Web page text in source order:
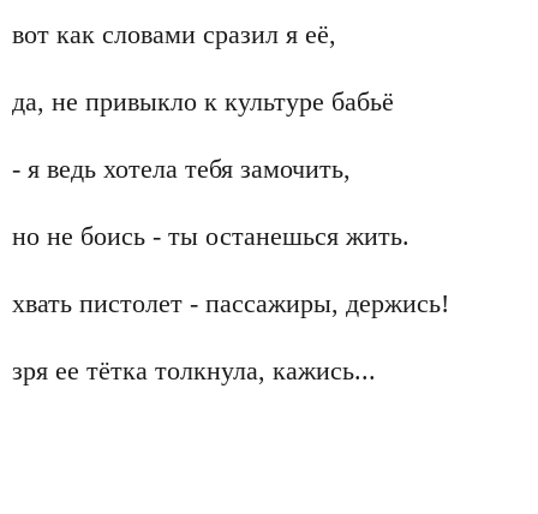
вот как словами сразил я её,
да, не привыкло к культуре бабьё
- я ведь хотела тебя замочить,
но не боись - ты останешься жить.
хвать пистолет - пассажиры, держись!
зря ее тётка толкнула, кажись...